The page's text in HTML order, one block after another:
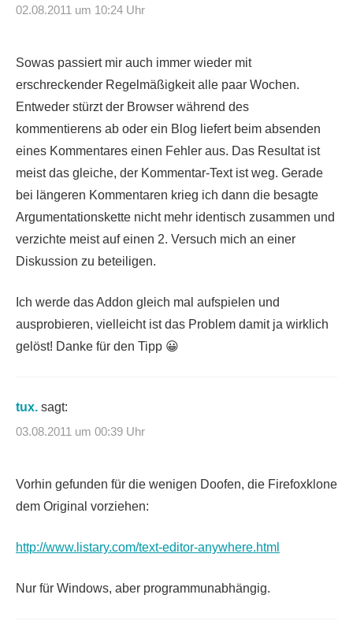
02.08.2011 um 10:24 Uhr
Sowas passiert mir auch immer wieder mit
erschreckender Regelmäßigkeit alle paar Wochen.
Entweder stürzt der Browser während des
kommentierens ab oder ein Blog liefert beim absenden
eines Kommentares einen Fehler aus. Das Resultat ist
meist das gleiche, der Kommentar-Text ist weg. Gerade
bei längeren Kommentaren krieg ich dann die besagte
Argumentationskette nicht mehr identisch zusammen und
verzichte meist auf einen 2. Versuch mich an einer
Diskussion zu beteiligen.
Ich werde das Addon gleich mal aufspielen und
ausprobieren, vielleicht ist das Problem damit ja wirklich
gelöst! Danke für den Tipp 😀
tux. sagt:
03.08.2011 um 00:39 Uhr
Vorhin gefunden für die wenigen Doofen, die Firefoxklone
dem Original vorziehen:
http://www.listary.com/text-editor-anywhere.html
Nur für Windows, aber programmunabhängig.